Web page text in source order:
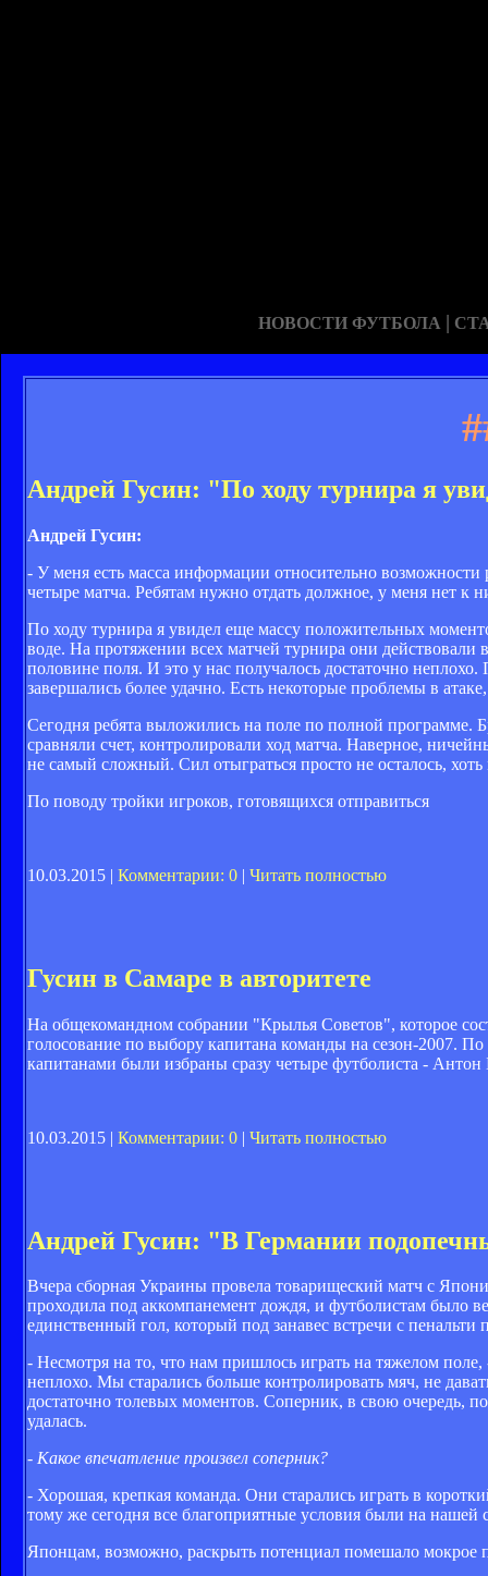
НОВОСТИ ФУТБОЛА |
Андрей Гусин: "По ходу турнира я
Андрей Гусин:
- У меня есть масса информации относительно
четыре матча. Ребятам нужно отдать должное, у меня нет к
По ходу турнира я увидел еще массу положительных
воде. На протяжении всех матчей турнира они действовали
половине поля. И это у нас получалось достаточно
завершались более удачно. Есть некоторые проблемы в
Сегодня ребята выложились на поле по полной программе.
сравняли счет, контролировали ход матча. Наверное,
не самый сложный. Сил отыграться просто не осталось,
По поводу тройки игроков, готовящихся отправиться
10.03.2015 | Комментарии: 0 | Читать полностью
Гусин в Самаре в авторитете
На общекомандном собрании "Крылья Советов", которое
голосование по выбору капитана команды на сезон-2007.
капитанами были избраны сразу четыре футболиста -
10.03.2015 | Комментарии: 0 | Читать полностью
Андрей Гусин: "В Германии
Вчера сборная Украины провела товарищеский матч с
проходила под аккомпанемент дождя, и футболистам было
единственный гол, который под занавес встречи с пенальти
- Несмотря на то, что нам пришлось играть на тяжелом
неплохо. Мы старались больше контролировать мяч, не
достаточно толевых моментов. Соперник, в свою очередь,
удалась.
- Какое впечатление произвел соперник?
- Хорошая, крепкая команда. Они старались играть в
тому же сегодня все благоприятные условия были на нашей
Японцам, возможно, раскрыть потенциал помешало мокрое